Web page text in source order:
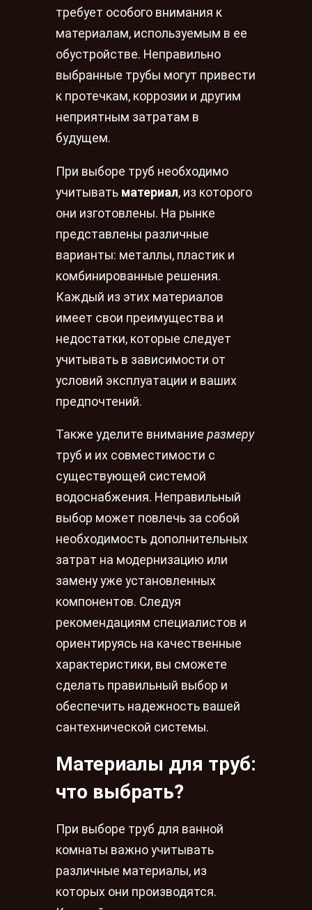
требует особого внимания к
материалам, используемым в ее
обустройстве. Неправильно
выбранные трубы могут привести
к протечкам, коррозии и другим
неприятным затратам в
будущем.
При выборе труб необходимо
учитывать материал, из которого
они изготовлены. На рынке
представлены различные
варианты: металлы, пластик и
комбинированные решения.
Каждый из этих материалов
имеет свои преимущества и
недостатки, которые следует
учитывать в зависимости от
условий эксплуатации и ваших
предпочтений.
Также уделите внимание размеру
труб и их совместимости с
существующей системой
водоснабжения. Неправильный
выбор может повлечь за собой
необходимость дополнительных
затрат на модернизацию или
замену уже установленных
компонентов. Следуя
рекомендациям специалистов и
ориентируясь на качественные
характеристики, вы сможете
сделать правильный выбор и
обеспечить надежность вашей
сантехнической системы.
Материалы для труб:
что выбрать?
При выборе труб для ванной
комнаты важно учитывать
различные материалы, из
которых они производятся.